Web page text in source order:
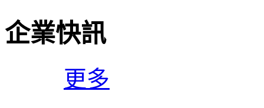
企業快訊
更多